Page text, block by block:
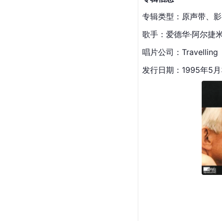
专辑类型：原声带、
歌手：爱德华·阿尔捷
唱片公司 ：Travelling
发行日期：1995年5